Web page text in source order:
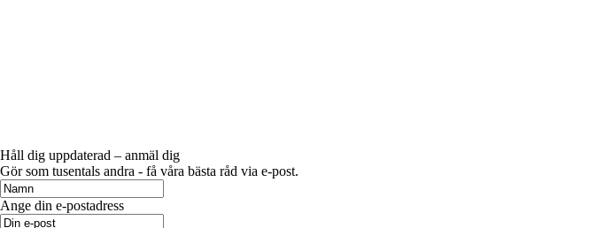
Håll dig uppdaterad – anmäl dig
Gör som tusentals andra - få våra bästa råd via e-post.
Ange din e-postadress